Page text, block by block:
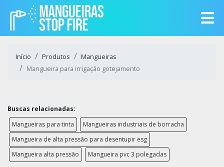
Início Produtos
Mangueiras
Mangueira para irrigação gotejamento
Buscas relacionadas:
Mangueiras para tinta
Mangueiras industriais de borracha
Mangueira de alta pressão para desentupir esg
Mangueira alta pressão
Mangueira pvc 3 polegadas